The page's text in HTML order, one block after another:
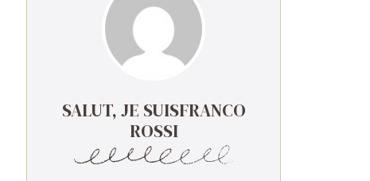
SALUT, JE SUISFRANCO
ROSSI